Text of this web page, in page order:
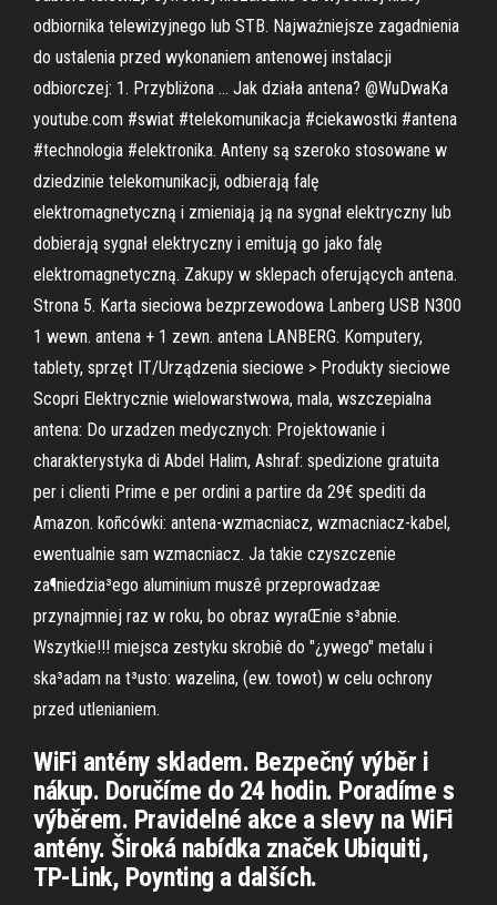
odbiornika telewizyjnego lub STB. Najważniejsze zagadnienia
do ustalenia przed wykonaniem antenowej instalacji
odbiorczej: 1. Przybliżona … Jak działa antena? @WuDwaKa
youtube.com #swiat #telekomunikacja #ciekawostki #antena
#technologia #elektronika. Anteny są szeroko stosowane w
dziedzinie telekomunikacji, odbierają falę
elektromagnetyczną i zmieniają ją na sygnał elektryczny lub
dobierają sygnał elektryczny i emitują go jako falę
elektromagnetyczną. Zakupy w sklepach oferujących antena.
Strona 5. Karta sieciowa bezprzewodowa Lanberg USB N300
1 wewn. antena + 1 zewn. antena LANBERG. Komputery,
tablety, sprzęt IT/Urządzenia sieciowe > Produkty sieciowe
Scopri Elektrycznie wielowarstwowa, mala, wszczepialna
antena: Do urzadzen medycznych: Projektowanie i
charakterystyka di Abdel Halim, Ashraf: spedizione gratuita
per i clienti Prime e per ordini a partire da 29€ spediti da
Amazon. koñcówki: antena-wzmacniacz, wzmacniacz-kabel,
ewentualnie sam wzmacniacz. Ja takie czyszczenie
za¶niedzia³ego aluminium muszê przeprowadzaæ
przynajmniej raz w roku, bo obraz wyraŒnie s³abnie.
Wszytkie!!! miejsca zestyku skrobiê do "¿ywego" metalu i
ska³adam na t³usto: wazelina, (ew. towot) w celu ochrony
przed utlenianiem.
WiFi antény skladem. Bezpečný výběr i
nákup. Doručíme do 24 hodin. Poradíme s
výběrem. Pravidelné akce a slevy na WiFi
antény. Široká nabídka značek Ubiquiti,
TP-Link, Poynting a dalších.